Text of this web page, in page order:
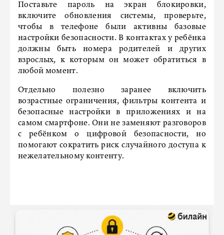
Поставьте пароль на экран блокировки,
включите обновления системы, проверьте,
чтобы в телефоне были активны базовые
настройки безопасности. В контактах у ребёнка
должны быть номера родителей и других
взрослых, к которым он может обратиться в
любой момент.
Отдельно полезно заранее включить
возрастные ограничения, фильтры контента и
безопасные настройки в приложениях и на
самом смартфоне. Они не заменяют разговоров
с ребёнком о цифровой безопасности, но
помогают сократить риск случайного доступа к
нежелательному контенту.